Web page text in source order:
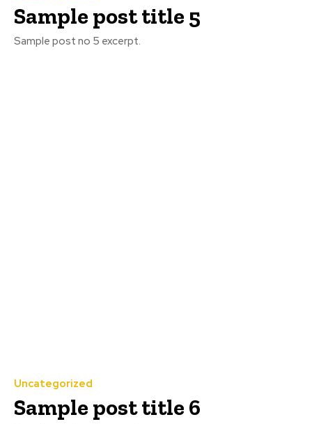
Sample post title 5
Sample post no 5 excerpt.
Uncategorized
Sample post title 6